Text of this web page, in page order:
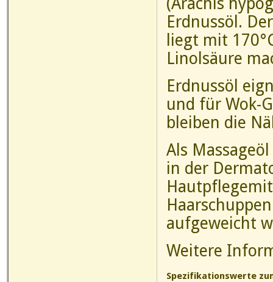
Erdnussöl.
liegt mit
Linolsäure
Erdnussöl
und für Wok-
bleiben die
Als
in der
aufgeweicht
Weitere
Spezifikationswerte